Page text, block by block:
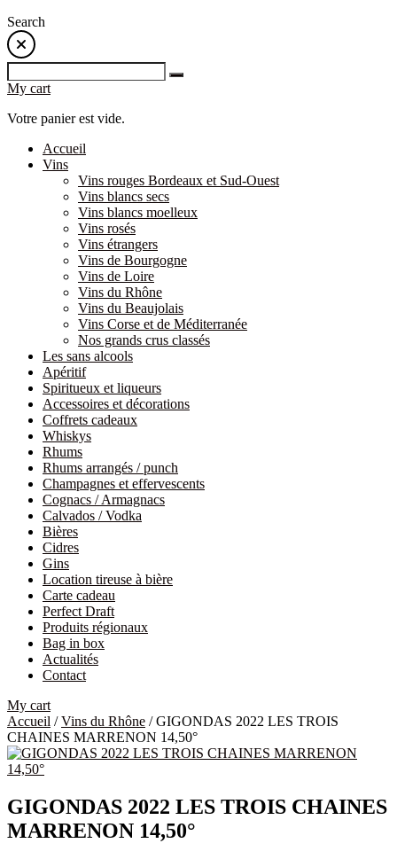
Search
My cart
Votre panier est vide.
Accueil
Vins
Vins rouges Bordeaux et Sud-Ouest
Vins blancs secs
Vins blancs moelleux
Vins rosés
Vins étrangers
Vins de Bourgogne
Vins de Loire
Vins du Rhône
Vins du Beaujolais
Vins Corse et de Méditerranée
Nos grands crus classés
Les sans alcools
Apéritif
Spiritueux et liqueurs
Accessoires et décorations
Coffrets cadeaux
Whiskys
Rhums
Rhums arrangés / punch
Champagnes et effervescents
Cognacs / Armagnacs
Calvados / Vodka
Bières
Cidres
Gins
Location tireuse à bière
Carte cadeau
Perfect Draft
Produits régionaux
Bag in box
Actualités
Contact
My cart
Accueil /Vins du Rhône / GIGONDAS 2022 LES TROIS
CHAINES MARRENON 14,50°
GIGONDAS 2022 LES TROIS CHAINES
MARRENON 14,50°